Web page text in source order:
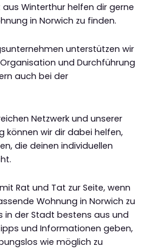
aus Winterthur helfen dir gerne
in Norwich zu finden.
unterstützen wir
und Durchführung
auch bei der
Netzwerk und unserer
können wir dir dabei helfen,
die deinen individuellen
Rat und Tat zur Seite, wenn
Wohnung in Norwich zu
in der Stadt bestens aus und
und Informationen geben,
wie möglich zu